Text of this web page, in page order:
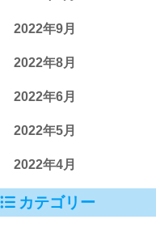
2022年9月
2022年8月
2022年6月
2022年5月
2022年4月
カテゴリー